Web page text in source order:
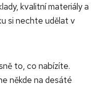
kvalitní materiály a
si nechte udělat v
to, co nabízíte.
někde na desáté